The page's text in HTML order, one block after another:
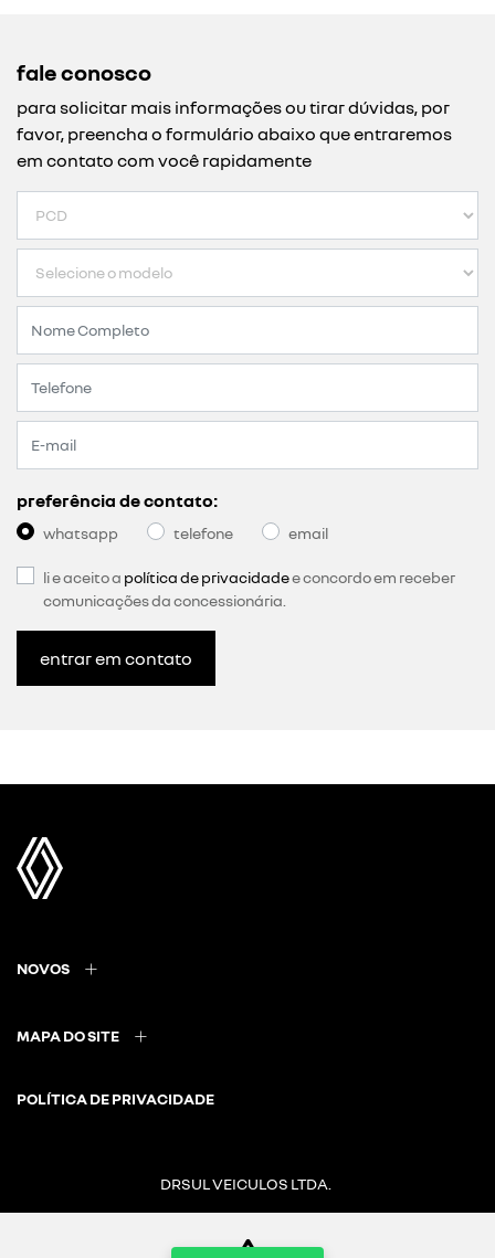
fale conosco
para solicitar mais informações ou tirar dúvidas, por
favor, preencha o formulário abaixo que entraremos
em contato com você rapidamente
preferência de contato:
whatsapp telefone email
li e aceito a política de privacidadee concordo em receber
comunicações da concessionária.
entrar em contato
NOVOS
MAPA DO SITE
POLÍTICA DE PRIVACIDADE
DRSUL VEICULOS LTDA.